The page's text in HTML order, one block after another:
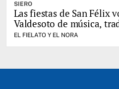
SIERO
Las fiestas de San Félix
Valdesoto de música,
EL FIELATO Y EL NORA